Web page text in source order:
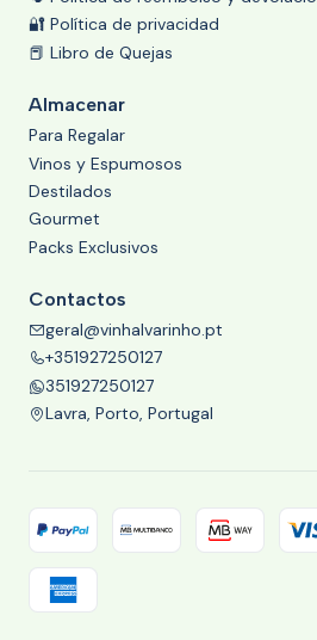
🔐 Política de privacidad
📕 Libro de Quejas
Almacenar
Para Regalar
Vinos y Espumosos
Destilados
Gourmet
Packs Exclusivos
Contactos
geral@vinhalvarinho.pt
+351927250127
351927250127
Lavra, Porto, Portugal